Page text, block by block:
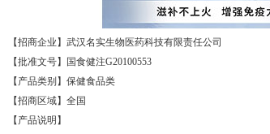
【招商企业】 武汉名实生物医药科技有限责任公司
【批准文号】
国食健注G20100553
【产品类别】 保健食品类
【招商区域】 全国
【产品说明】